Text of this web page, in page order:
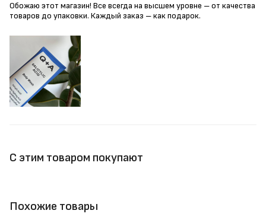
Обожаю этот магазин! Все всегда на высшем уровне – от качества
товаров до упаковки. Каждый заказ – как подарок.
С этим товаром покупают
Похожие товары